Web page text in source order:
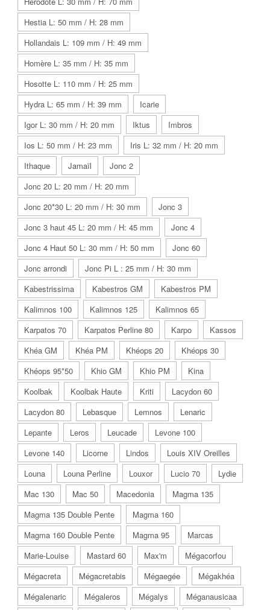
Hestia L: 50 mm / H: 28 mm
Hollandais L: 109 mm / H: 49 mm
Homère L: 35 mm / H: 35 mm
Hosotte L: 110 mm / H: 25 mm
Hydra L: 65 mm / H: 39 mm
Icarie
Igor L: 30 mm / H: 20 mm
Iktus
Imbros
Ios L: 50 mm / H: 23 mm
Iris L: 32 mm / H: 20 mm
Ithaque
Jamaïl
Jonc 2
Jonc 20 L: 20 mm / H: 20 mm
Jonc 20*30 L: 20 mm / H: 30 mm
Jonc 3
Jonc 3 haut 45 L: 20 mm / H: 45 mm
Jonc 4
Jonc 4 Haut 50 L: 30 mm / H: 50 mm
Jonc 60
Jonc arrondi
Jonc Pi L : 25 mm / H: 30 mm
Kabestrissima
Kabestros GM
Kabestros PM
Kalimnos 100
Kalimnos 125
Kalimnos 65
Karpatos 70
Karpatos Perline 80 Karpo
Kassos
Khéa GM
Khéa PM Khéops 20
Khéops 30
Khéops 95*50
Khio GM Khio PM
Kina
Koolbak
Koolbak Haute Kriti
Lacydon 60
Lacydon 80
Lebasque Lemnos
Lenaric
Lepante
Leros Leucade
Levone 100
Levone 140
Licorne Lindos
Louis XIV Oreilles
Louna
Louna Perline Louxor Lucio 70
Lydie
Mac 130
Mac 50 Macedonia
Magma 135
Magma 135 Double Pente
Magma 160
Magma 160 Double Pente
Magma 95
Marcas
Marie-Louise
Mastard 60 Max'm
Mégacorfou
Mégacreta
Mégacretabis Mégaegée
Mégakhéa
Mégalenaric
Mégaleros Mégalys
Méganausicaa